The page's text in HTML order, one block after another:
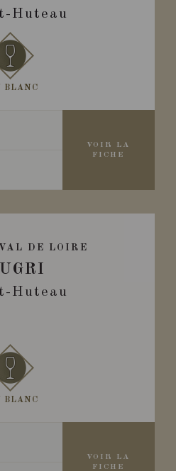
Huteau
BLANC
VOIR LA
FICHE
DE LOIRE
Huteau
BLANC
VOIR LA
FICHE